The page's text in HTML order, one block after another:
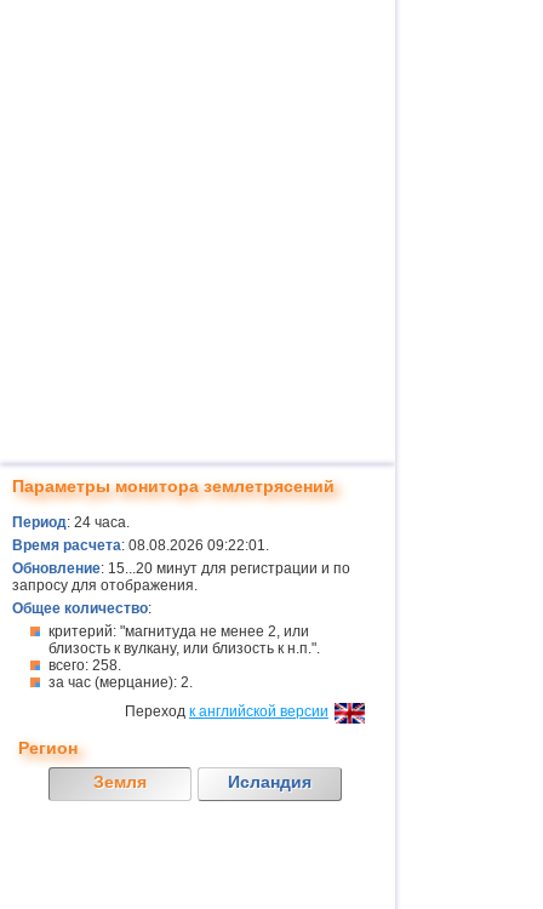
Параметры монитора землетрясений
Период: 24 часа.
Время расчета: 08.08.2026 09:22:01.
Обновление: 15...20 минут для регистрации и по
запросу для отображения.
Общее количество:
критерий: "магнитуда не менее 2, или
близость к вулкану, или близость к н.п.".
всего: 258.
за час (мерцание): 2.
Переход к английской версии
Регион
Земля
Исландия